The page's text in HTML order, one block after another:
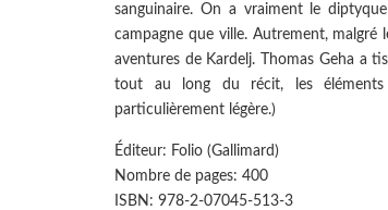
sanguinaire. On a vraiment le
campagne que ville. Autrement, malgré
aventures de Kardelj. Thomas Geha a
tout au long du récit, les éléments
particulièrement légère.)
Éditeur: Folio (Gallimard)
Nombre de pages: 400
ISBN: 978-2-07045-513-3